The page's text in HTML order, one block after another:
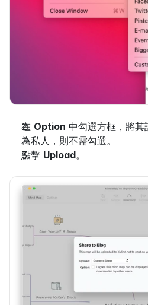
在 Option 中勾選方框，將其
為私人，則不需勾選。
點擊 Upload。